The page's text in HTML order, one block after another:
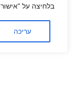
בלחיצה על
עריכה
שער